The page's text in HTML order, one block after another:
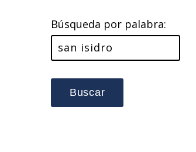
Búsqueda por palabra:
Buscar